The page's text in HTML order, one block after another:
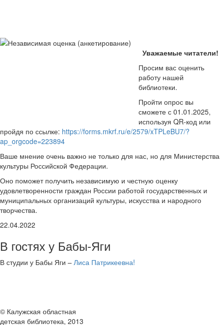
Уважаемые читатели!
Просим вас оценить
работу нашей
библиотеки.
Пройти опрос вы
сможете с 01.01.2025,
используя QR-код или
пройдя по ссылке: https://forms.mkrf.ru/e/2579/xTPLeBU7/?
ap_orgcode=223894
Ваше мнение очень важно не только для нас, но для Министерства
культуры Российской Федерации.
Оно поможет получить независимую и честную оценку
удовлетворенности граждан России работой государственных и
муниципальных организаций культуры, искусства и народного
творчества.
22.04.2022
В гостях у Бабы-Яги
В студии у Бабы Яги – Лиса Патрикеевна!
© Калужская областная
детская библиотека, 2013